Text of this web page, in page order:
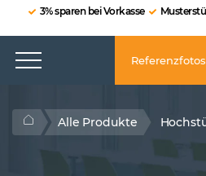
3% sparen bei Vorkasse
Referenzfotos
Alle Produkte